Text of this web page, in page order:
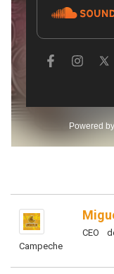
CEO
Campeche